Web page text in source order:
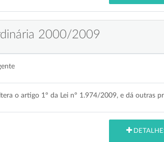
2000/2009
o artigo 1º da Lei nº 1.974/2009, e dá outras